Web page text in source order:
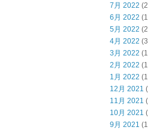
7月 2022
6月 2022
5月 2022
4月 2022
3月 2022
2月 2022
1月 2022
12月 2021
11月 2021
10月 2021
9月 2021